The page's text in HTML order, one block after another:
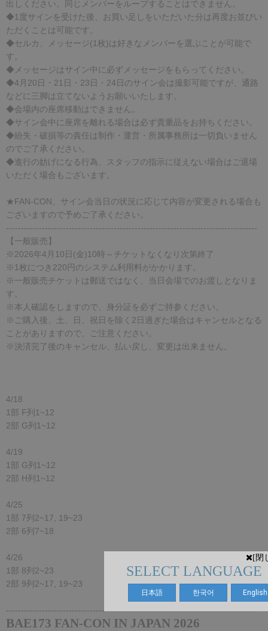
[閉
SELECT LANGUAGE
日本語 한국어 English
出しください。同じメンバーをループすることはできません。
◆1度サインを受けた後、お買い足しをいただいた分は再度お並びい
ただくことは可能です。
◆セルカ、メッセージ(1枚)は好きなメンバーを選ぶことが可能で
す。
◆メッセージはサイン中に必ずメッセージをもらってください。
◆4月20日・21日・23日・24日のサイン会は撮影可能ですが、通路
などに三脚は立てないようお願いいたします。
◆会場内の座席移動はできません。
◆サイン会中に座席を離れる場合は必ず貴重品をお持ちください。
◆紛失・破損等の責任は制作・運営・所属事務所は一切負いません
のでご了承ください。
◆進行の妨げになる行為、スタッフの指示に従えない場合はご退場
いただく場合もございます。
★FAN-CON、サイン会当日の状況に応じて内容が変更される場合も
ございますので予めご了承ください。
------------------------------------------------------------------------------------
【一般販売】
※2026年4月10日(金)10時～チケットなくなり次第終了
※1枚につき220円のシステム利用料がかかります。
※一般販売チケットは郵送ではなく、当日会場でのお渡しとなりま
す。
※本人確認をしますので、身分証を必ずご持参ください。
※ご購入後、土、日、祝日を除く2日過ぎた場合はキャンセルとなる
ことがありますので、ご注意ください。
※決済完了後のキャンセル、払い戻し、変更は出来ません。
4/18
1部 F列1~12
2部 G列1~12
4/19
1部 G列1~12
2部 H列1~12
4/25
1部 7列2~17, 19~23
2部 6列7~18
4/26
1部 8列2~23
2部 9列2~17, 19~23
-----------------------------------------------------------------------------------
BAE173 FAN-CON IN JAPAN 2026